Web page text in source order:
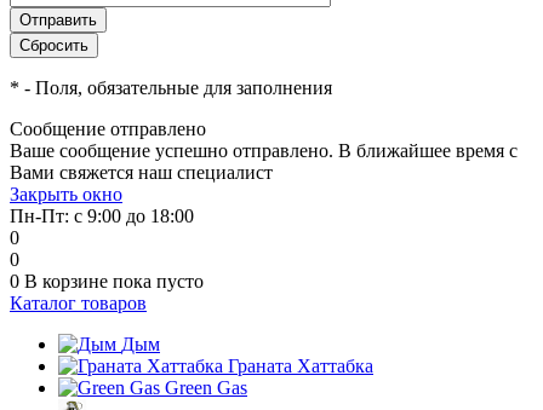
* - Поля, обязательные для заполнения
Сообщение отправлено
Ваше сообщение успешно отправлено. В ближайшее время с
Вами свяжется наш специалист
Закрыть окно
Пн-Пт: с 9:00 до 18:00
0
0
0 В корзине пока пусто
Каталог товаров
Дым
Граната Хаттабка
Green Gas